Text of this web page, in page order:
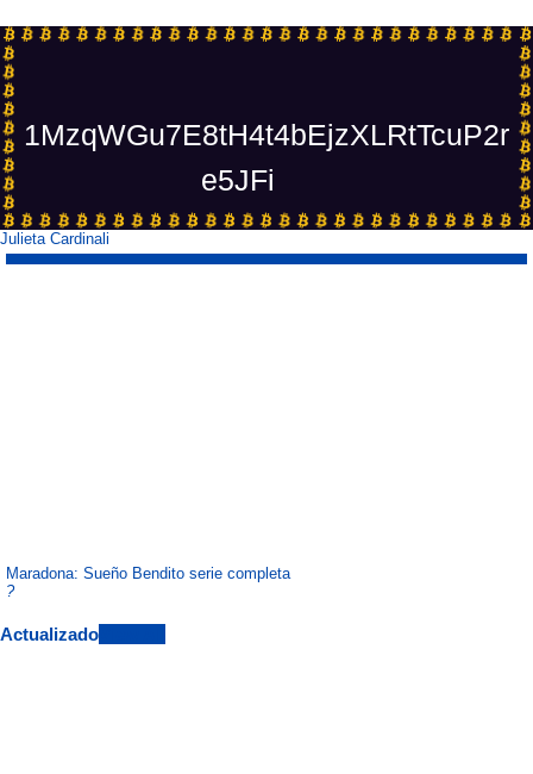
1MzqWGu7E8tH4t4bEjzXLRtTcuP2r
e5JFi
Julieta Cardinali
Maradona: Sueño Bendito serie completa
?
Actualizado